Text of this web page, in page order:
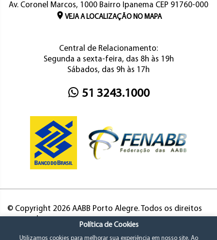
Av. Coronel Marcos, 1000 Bairro Ipanema CEP 91760-000
VEJA A LOCALIZAÇÃO NO MAPA
Central de Relacionamento:
Segunda a sexta-feira, das 8h às 19h
Sábados, das 9h às 17h
51 3243.1000
© Copyright 2026 AABB Porto Alegre. Todos os direitos
Política de Cookies
Utilizamos cookies para melhorar sua experiência em nosso site. Ao